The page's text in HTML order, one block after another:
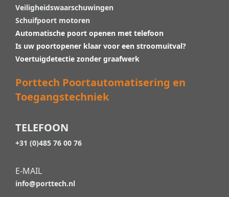
Veiligheidswaarschuwingen
Schuifpoort motoren
Automatische poort openen met telefoon
Is uw poortopener klaar voor een stroomuitval?
Voertuigdetectie zonder graafwerk
Porttech Poortautomatisering en
Toegangstechniek
TELEFOON
+31 (0)485 76 00 76
E-MAIL
info@porttech.nl